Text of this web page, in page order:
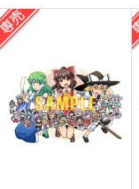
星に寄せる想い/色は
幽閉サテライト
2,750円（税込）
東方Project